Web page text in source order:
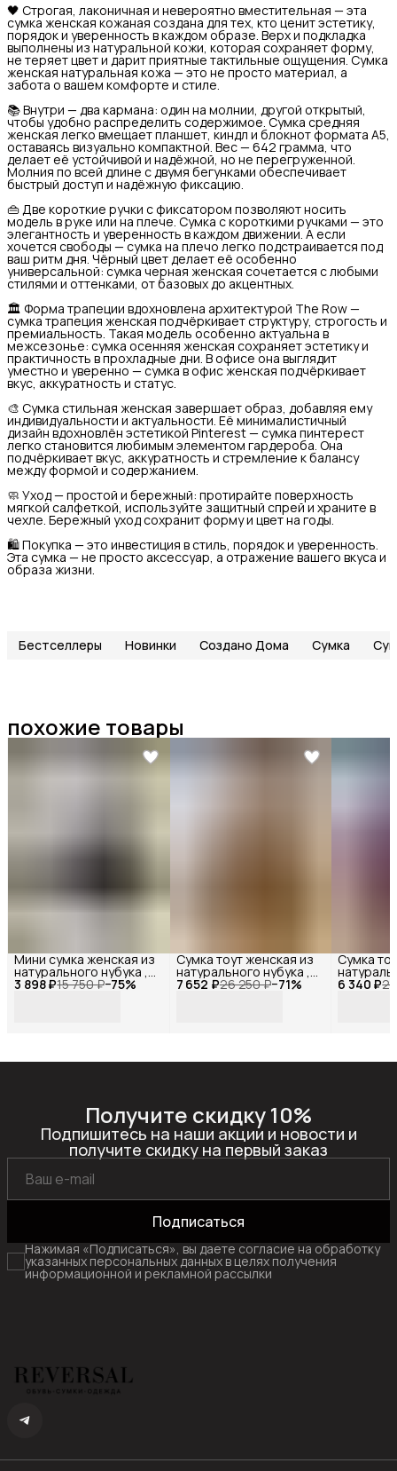
🖤 Строгая, лаконичная и невероятно вместительная — эта
сумка женская кожаная создана для тех, кто ценит эстетику,
порядок и уверенность в каждом образе. Верх и подкладка
выполнены из натуральной кожи, которая сохраняет форму,
не теряет цвет и дарит приятные тактильные ощущения. Сумка
женская натуральная кожа — это не просто материал, а
забота о вашем комфорте и стиле.
📚 Внутри — два кармана: один на молнии, другой открытый,
чтобы удобно распределить содержимое. Сумка средняя
женская легко вмещает планшет, киндл и блокнот формата А5,
оставаясь визуально компактной. Вес — 642 грамма, что
делает её устойчивой и надёжной, но не перегруженной.
Молния по всей длине с двумя бегунками обеспечивает
быстрый доступ и надёжную фиксацию.
👜 Две короткие ручки с фиксатором позволяют носить
модель в руке или на плече. Сумка с короткими ручками — это
элегантность и уверенность в каждом движении. А если
хочется свободы — сумка на плечо легко подстраивается под
ваш ритм дня. Чёрный цвет делает её особенно
универсальной: сумка черная женская сочетается с любыми
стилями и оттенками, от базовых до акцентных.
🏛 Форма трапеции вдохновлена архитектурой The Row —
сумка трапеция женская подчёркивает структуру, строгость и
премиальность. Такая модель особенно актуальна в
межсезонье: сумка осенняя женская сохраняет эстетику и
практичность в прохладные дни. В офисе она выглядит
уместно и уверенно — сумка в офис женская подчёркивает
вкус, аккуратность и статус.
🎨 Сумка стильная женская завершает образ, добавляя ему
индивидуальности и актуальности. Её минималистичный
дизайн вдохновлён эстетикой Pinterest — сумка пинтерест
легко становится любимым элементом гардероба. Она
подчёркивает вкус, аккуратность и стремление к балансу
между формой и содержанием.
🧼 Уход — простой и бережный: протирайте поверхность
мягкой салфеткой, используйте защитный спрей и храните в
чехле. Бережный уход сохранит форму и цвет на годы.
🛍 Покупка — это инвестиция в стиль, порядок и уверенность.
Эта сумка — не просто аксессуар, а отражение вашего вкуса и
образа жизни.
Бестселлеры Новинки Создано Дома Сумка
похожие товары
3 898 ₽15 750 ₽−75%
Мини сумка женская из
натурального нубука ,
Reversal , 7 652 ₽26 250 ₽−71%
Сумка тоут женская из
натурального нубука ,
Reversal , 6 340 ₽
Сумка
Reversal ,
Получите скидку 10%
Подпишитесь на наши акции и новости и
получите скидку на первый заказ
Подписаться
Нажимая «Подписаться», вы даете согласие на обработку
указанных персональных данных в целях получения
информационной и рекламной рассылки